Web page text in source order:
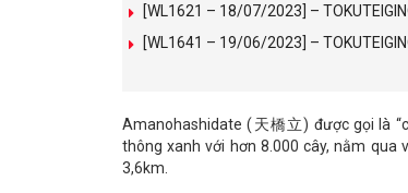
[WL1621 – 18/07/2023] –
[WL1641 – 19/06/2023] –
Amanohashidate (天橋立) được gọi là
thông xanh với hơn 8.000 cây, nằm qua
3,6km.